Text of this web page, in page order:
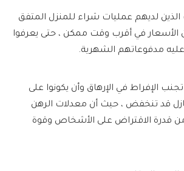
لديهم عمليات شراء للمنزل المتفق
الأسعار في أقرب وقت ممكن ، حتى يعرفوا
مدفوعاتهم الشهرية.
الإفراط في الإرهاق وأن يكونوا على
قد تنخفض ، حيث أن معدلات الرهن
من قدرة الاقتراض على الأشخاص وقوة